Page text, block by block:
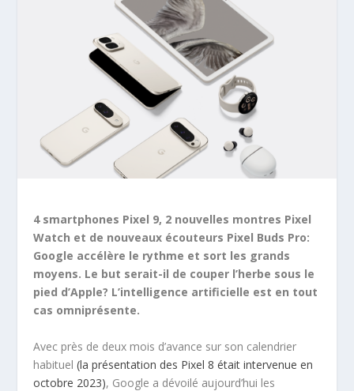
4 smartphones Pixel 9, 2 nouvelles montres Pixel
Watch et de nouveaux écouteurs Pixel Buds Pro:
Google accélère le rythme et sort les grands
moyens. Le but serait-il de couper l’herbe sous le
pied d’Apple? L’intelligence artificielle est en tout
cas omniprésente.
Avec près de deux mois d’avance sur son calendrier
habituel(la présentation des Pixel 8 était intervenue en
octobre 2023), Google a dévoilé aujourd’hui les